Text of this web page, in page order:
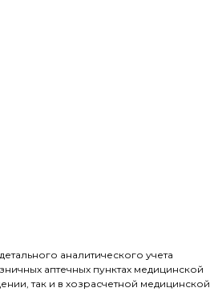
аналитического учета
аптечных пунктах медицинской
так и в хозрасчетной медицинской